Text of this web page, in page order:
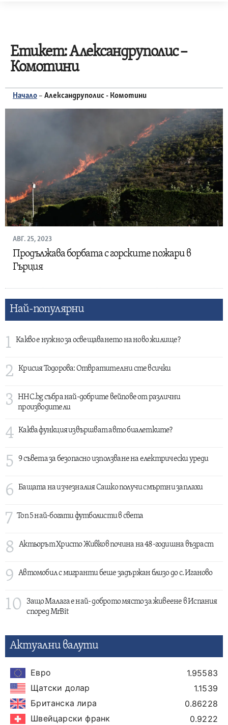
Етикет:Александруполис –
Комотини
Начало – Александруполис - Комотини
АВГ. 25, 2023
Продължава борбата с горските пожари в
Гърция
Най-популярни
1 Какво е нужно за освещаването на ново жилище?
2 Крисия Тодорова: Отвратителни сте всички
3
HHC.bg събра най-добрите вейпове от различни
производители
4 Каква функция извършват авто биалетките?
5 9 съвета за безопасно използване на електрически уреди
6 Бащата на изчезналия Сашко получи смъртни заплахи
7 Топ 5 най-богати футболисти в света
8 Актьорът Христо Живков почина на 48-годишна възраст
9 Автомобил с мигранти беше задържан близо до с. Иганово
10
Защо Малага е най- доброто място за живеене в Испания
според MrBit
Актуални валути
Евро
1.95583
Щатски долар
1.1539
Британска лира
0.86228
Швейцарски франк
0.9222